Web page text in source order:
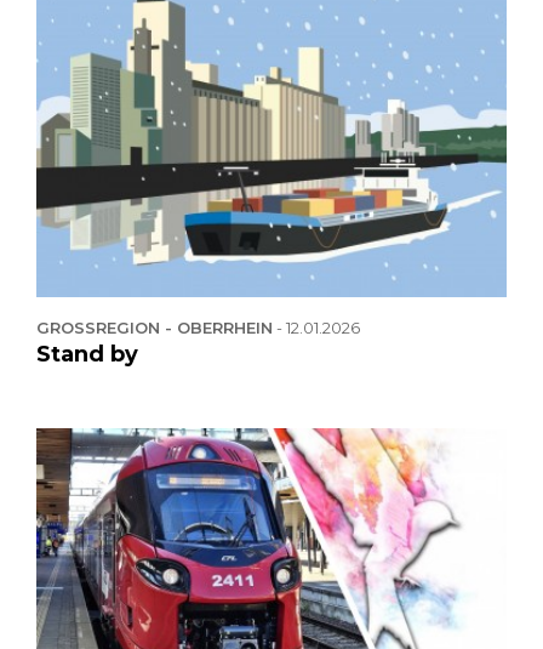
GROSSREGION - OBERRHEIN -12.01.2026
Stand by